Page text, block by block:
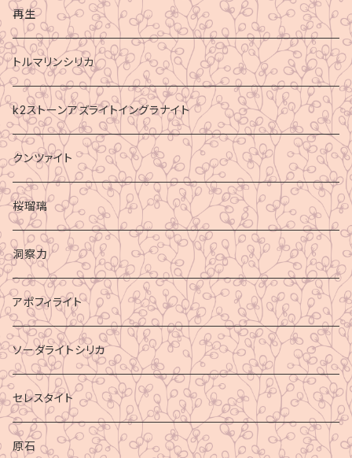
再生
トルマリンシリカ
k2ストーンアズライトイングラナイト
クンツァイト
桜瑠璃
洞察力
アポフィライト
ソーダライトシリカ
セレスタイト
原石